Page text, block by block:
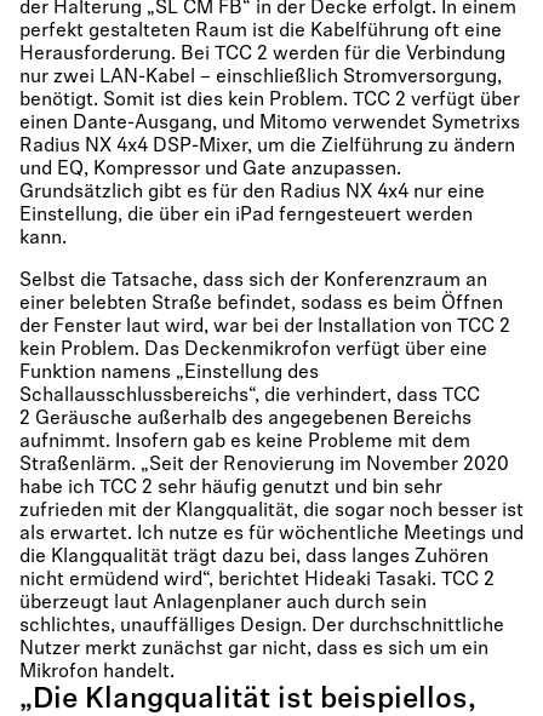
der Halterung „SL CM FB“ in der Decke erfolgt. In einem
perfekt gestalteten Raum ist die Kabelführung oft eine
Herausforderung. Bei TCC 2 werden für die Verbindung
nur zwei LAN-Kabel – einschließlich Stromversorgung,
benötigt. Somit ist dies kein Problem. TCC 2 verfügt über
einen Dante-Ausgang, und Mitomo verwendet Symetrixs
Radius NX 4x4 DSP-Mixer, um die Zielführung zu ändern
und EQ, Kompressor und Gate anzupassen.
Grundsätzlich gibt es für den Radius NX 4x4 nur eine
Einstellung, die über ein iPad ferngesteuert werden
kann.
Selbst die Tatsache, dass sich der Konferenzraum an
einer belebten Straße befindet, sodass es beim Öffnen
der Fenster laut wird, war bei der Installation von TCC 2
kein Problem. Das Deckenmikrofon verfügt über eine
Funktion namens „Einstellung des
Schallausschlussbereichs“, die verhindert, dass TCC
2 Geräusche außerhalb des angegebenen Bereichs
aufnimmt. Insofern gab es keine Probleme mit dem
Straßenlärm. „Seit der Renovierung im November 2020
habe ich TCC 2 sehr häufig genutzt und bin sehr
zufrieden mit der Klangqualität, die sogar noch besser ist
als erwartet. Ich nutze es für wöchentliche Meetings und
die Klangqualität trägt dazu bei, dass langes Zuhören
nicht ermüdend wird“, berichtet Hideaki Tasaki. TCC 2
überzeugt laut Anlagenplaner auch durch sein
schlichtes, unauffälliges Design. Der durchschnittliche
Nutzer merkt zunächst gar nicht, dass es sich um ein
Mikrofon handelt.
„Die Klangqualität ist beispiellos,